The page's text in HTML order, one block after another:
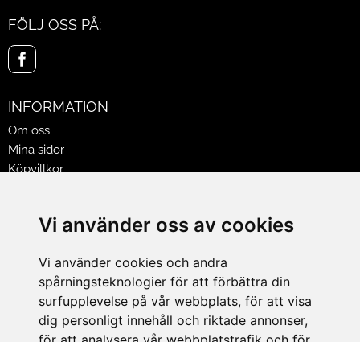
Vi använder oss av cookies
Vi använder cookies och andra
spårningsteknologier för att förbättra din
surfupplevelse på vår webbplats, för att visa
dig personligt innehåll och riktade annonser,
FÖLJ OSS PÅ:
INFORMATION
Om oss
Mina sidor
Köpvillkor
Jobba på Hasselgrens
LEVERANS